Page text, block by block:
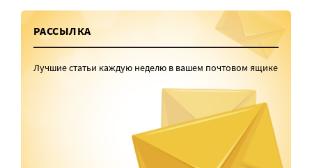
РАССЫЛКА
Лучшие статьи каждую неделю в вашем почтовом ящике